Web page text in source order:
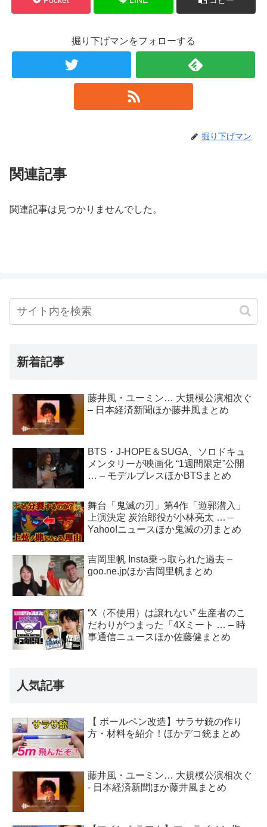
掘り下げマンをフォローする
掘り下げマン
関連記事
関連記事は見つかりませんでした。
新着記事
藤井風・ユーミン… 大規模公演相次ぐ
– 日本経済新聞ほか藤井風まとめ
BTS・J-HOPE＆SUGA、ソロドキュ
メンタリーが映画化 “1週間限定”公開
… – モデルプレスほかBTSまとめ
舞台「鬼滅の刃」第4作「遊郭潜入」
上演決定 炭治郎役が小林亮太 … –
Yahoo!ニュースほか鬼滅の刃まとめ
吉岡里帆 Insta乗っ取られた過去 –
goo.ne.jpほか吉岡里帆まとめ
“X（不使用）は譲れない” 生産者のこ
だわりがつまった「4Xミート … – 時
事通信ニュースほか佐藤健まとめ
人気記事
【 ボールペン改造】サラサ銃の作り
方・材料を紹介！ほかデコ銃まとめ
藤井風・ユーミン… 大規模公演相次ぐ
- 日本経済新聞ほか藤井風まとめ